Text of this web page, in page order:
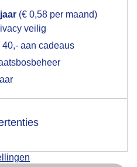
(€ 0,58 per maand)
veilig
aan cadeaus
op hebt gegeven,
up uit je browser waarin
de popup
later